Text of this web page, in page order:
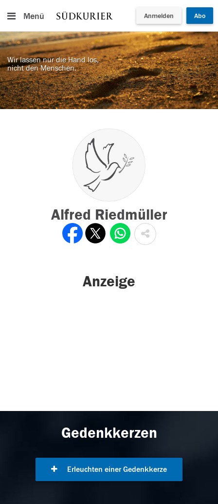
Menü Anmelden Abo
Wir lassen nur die Hand los,
nicht den Menschen.
Alfred Riedmüller
Anzeige
Gedenkkerzen
Erleuchten einer Gedenkkerze